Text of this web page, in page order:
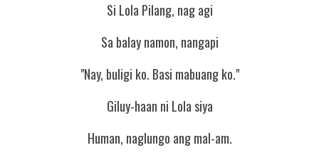
Si Lola Pilang, nag agi
Sa balay namon, nangapi
"Nay, buligi ko. Basi mabuang ko."
Giluy-haan ni Lola siya
Human, naglungo ang mal-am.